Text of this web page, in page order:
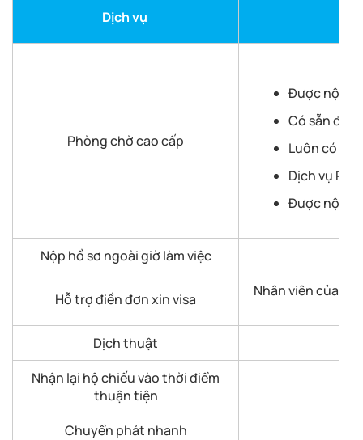
Dịch vụ
Phòng chờ cao cấp
Được nộp
Có sẵn đồ
Luôn có
Dịch vụ
Được nộp
Nộp hồ sơ ngoài giờ làm việc
Hỗ trợ điền đơn xin visa Nhân viên của
Dịch thuật
Nhận lại hộ chiếu vào thời điểm
thuận tiện
Chuyển phát nhanh